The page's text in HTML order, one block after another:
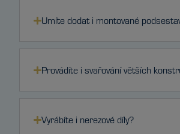
Umíte dodat i montované
Provádíte i svařování větších
Vyrábíte i nerezové díly?